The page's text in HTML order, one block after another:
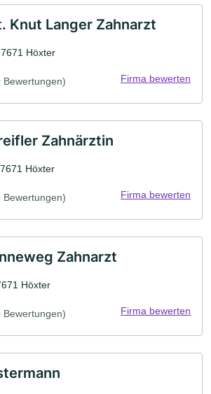
Knut Langer Zahnarzt
Höxter
Bewertungen) Firma bewerten
Zahnärztin
Höxter
Bewertungen) Firma bewerten
Zahnarzt
Höxter
Bewertungen) Firma bewerten